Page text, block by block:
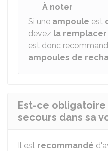
À noter
Si une ampoule est
devez la
est donc
ampoules de
Est-ce
secours dans sa
Il est recommandé